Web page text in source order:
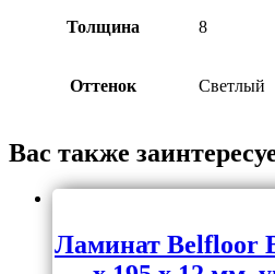
Толщина 8
Оттенок Светлый
Вас также
Ламинат Belfloor